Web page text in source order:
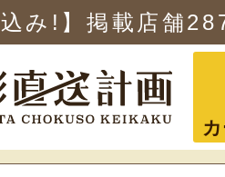
込み!】掲載店舗